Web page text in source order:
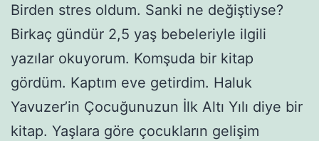
Birden stres oldum. Sanki ne değiştiyse?
Birkaç gündür 2,5 yaş bebeleriyle ilgili
yazılar okuyorum. Komşuda bir kitap
gördüm. Kaptım eve getirdim. Haluk
Yavuzer’in Çocuğunuzun İlk Altı Yılı diye bir
kitap. Yaşlara göre çocukların gelişim